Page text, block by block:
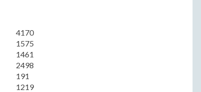
4170
1575
1461
2498
191
1219